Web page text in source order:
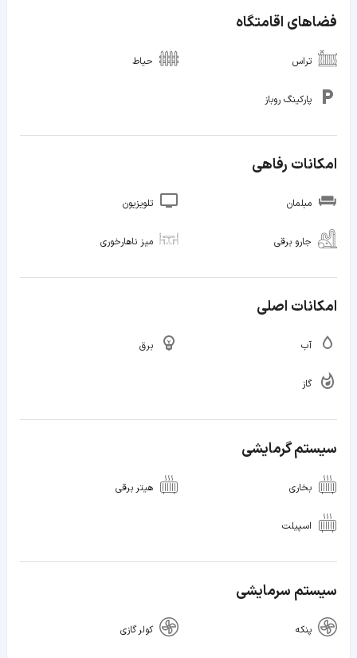
فضاهای اقامتگاه
تراس حیاط
پارکینگ روباز
امکانات رفاهی
مبلمان تلویزیون
جارو برقی میز ناهارخوری
امکانات اصلی
آب برق
گاز
سیستم گرمایشی
بخاری هیتر برقی
اسپیلت
سیستم سرمایشی
پنکه کولر گازی